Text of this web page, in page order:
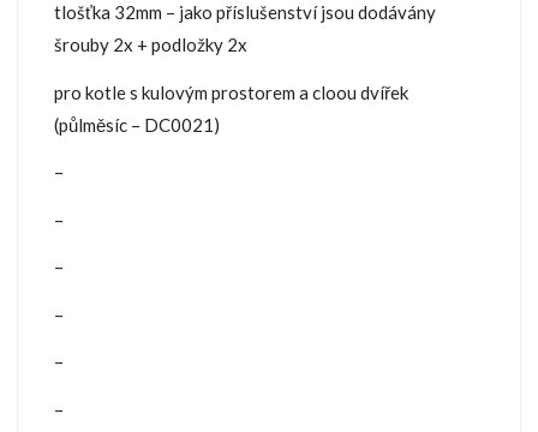
tlošťka 32mm – jako příslušenství jsou dodávány
šrouby 2x + podložky 2x
pro kotle s kulovým prostorem a cloou dvířek
(půlměsíc – DC0021)
–
–
–
–
–
–